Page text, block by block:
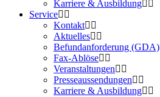
Karriere & Ausbildung
Service
Kontakt
Aktuelles
Befundanforderung (GDA)
Fax-Ablöse
Veranstaltungen
Presseaussendungen
Karriere & Ausbildung